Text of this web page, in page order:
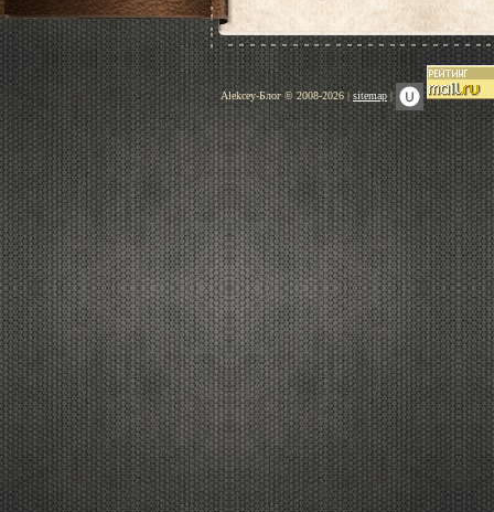
Alekcey-Блог © 2008-2026 |sitemap |